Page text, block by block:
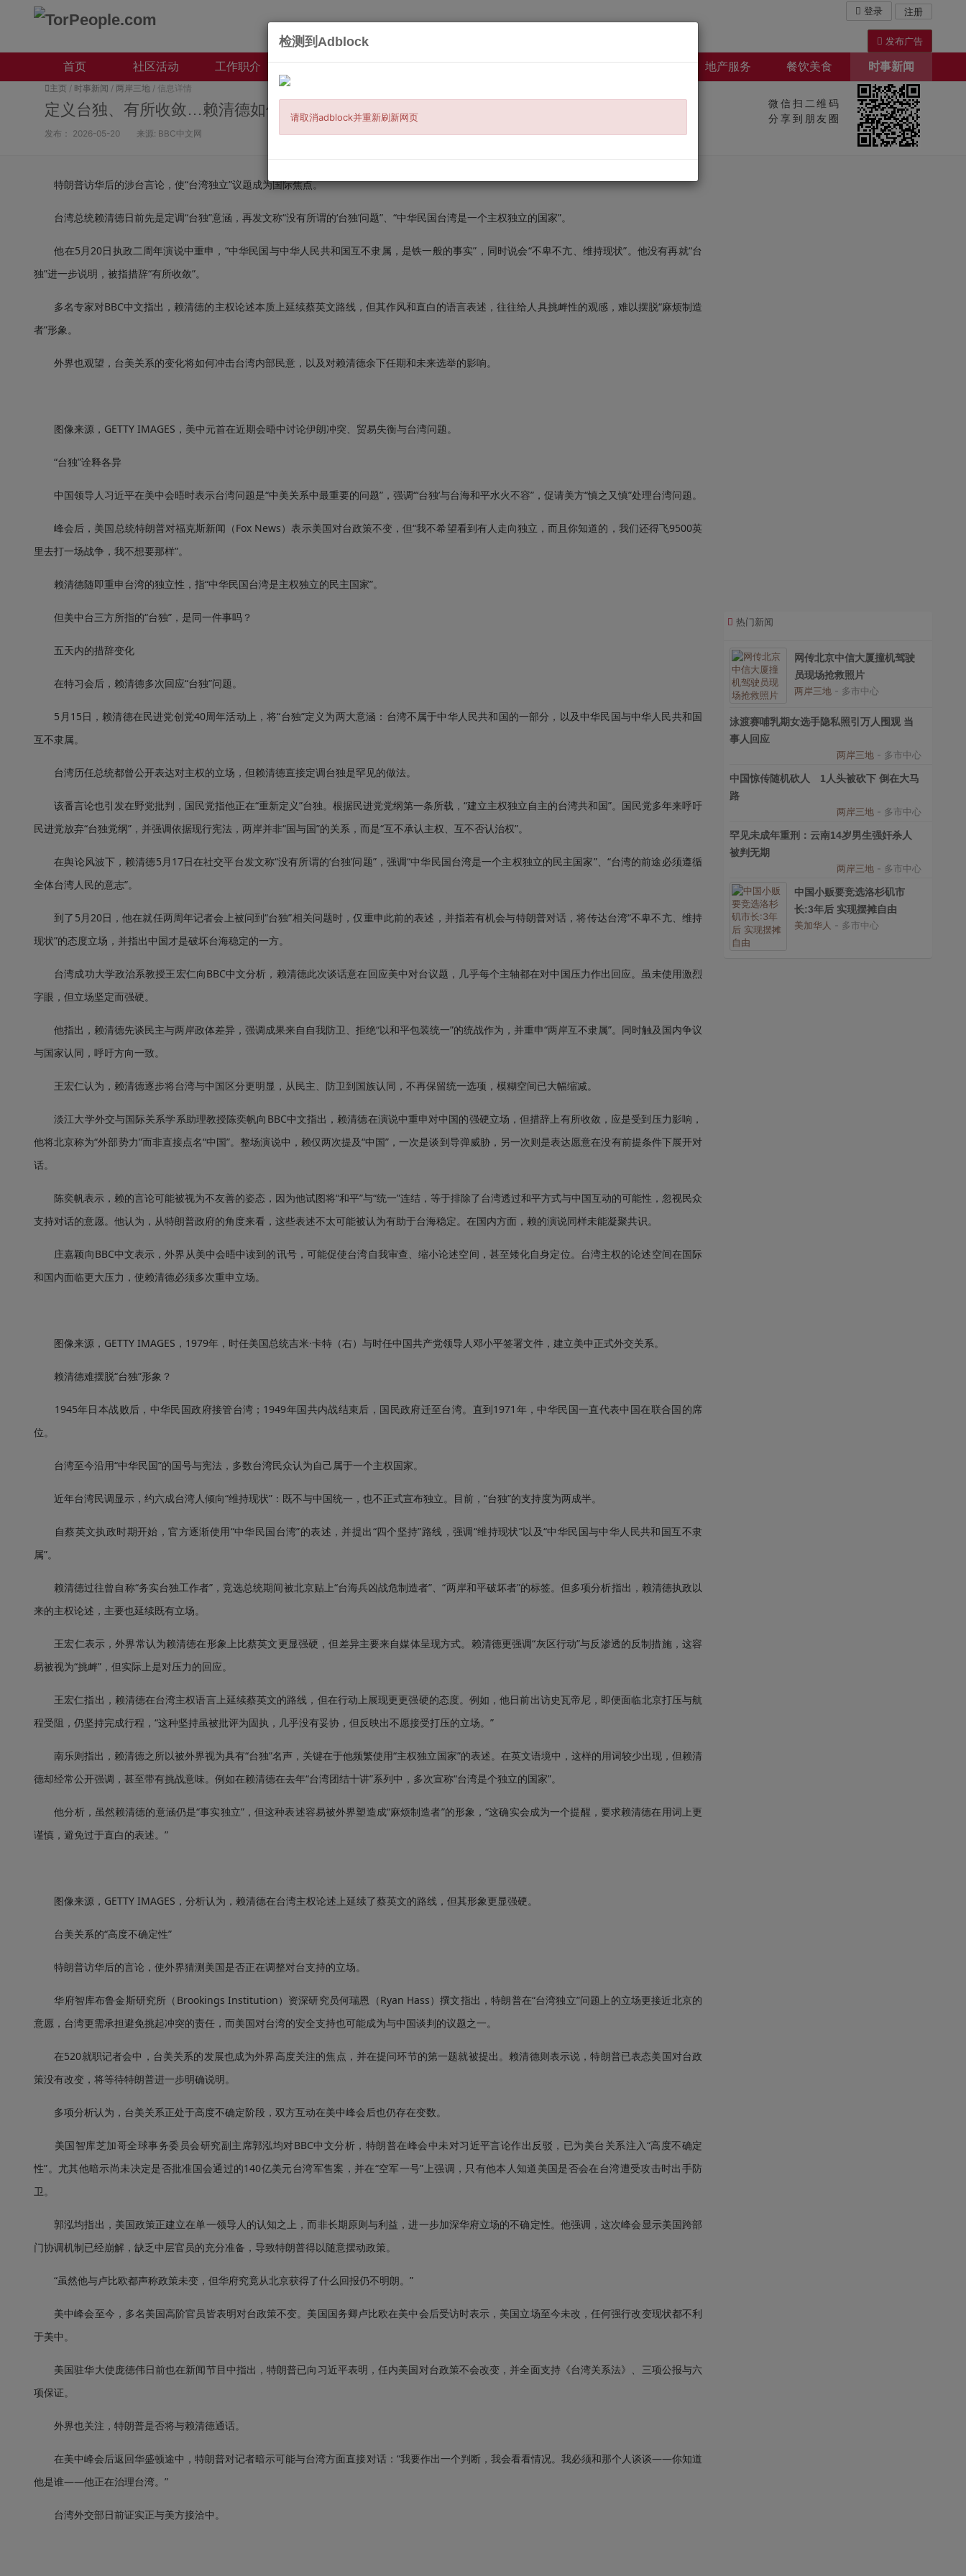
登录 注册
发布广告
首页 社区活动 工作职介 本地服务 买与卖 汽车相关 宠物与钓鱼 房屋出租 地产服务 餐饮美食 时事新闻
主页 / 时事新闻 / 两岸三地 / 信息详情
定义台独、有所收敛…赖清德如何论述台湾主权？
发布： 2026-05-20 来源: BBC中文网
微信扫二维码
分享到朋友圈
特朗普访华后的涉台言论，使“台湾独立”议题成为国际焦点。
台湾总统赖清德日前先是定调“台独”意涵，再发文称“没有所谓的‘台独’问题”、“中华民国台湾是一个主权独立的国家”。
他在5月20日执政二周年演说中重申，“中华民国与中华人民共和国互不隶属，是铁一般的事实”，同时说会“不卑不亢、维持现状”。他没有再就“台
独”进一步说明，被指措辞“有所收敛”。
多名专家对BBC中文指出，赖清德的主权论述本质上延续蔡英文路线，但其作风和直白的语言表述，往往给人具挑衅性的观感，难以摆脱“麻烦制造
者”形象。
外界也观望，台美关系的变化将如何冲击台湾内部民意，以及对赖清德余下任期和未来选举的影响。
图像来源，GETTY IMAGES，美中元首在近期会晤中讨论伊朗冲突、贸易失衡与台湾问题。
“台独”诠释各异
中国领导人习近平在美中会晤时表示台湾问题是“中美关系中最重要的问题”，强调“‘台独’与台海和平水火不容”，促请美方“慎之又慎”处理台湾问题。
峰会后，美国总统特朗普对福克斯新闻（Fox News）表示美国对台政策不变，但“我不希望看到有人走向独立，而且你知道的，我们还得飞9500英
里去打一场战争，我不想要那样”。
赖清德随即重申台湾的独立性，指“中华民国台湾是主权独立的民主国家”。
但美中台三方所指的“台独”，是同一件事吗？
五天内的措辞变化
在特习会后，赖清德多次回应“台独”问题。
5月15日，赖清德在民进党创党40周年活动上，将“台独”定义为两大意涵：台湾不属于中华人民共和国的一部分，以及中华民国与中华人民共和国
互不隶属。
台湾历任总统都曾公开表达对主权的立场，但赖清德直接定调台独是罕见的做法。
该番言论也引发在野党批判，国民党指他正在“重新定义”台独。根据民进党党纲第一条所载，“建立主权独立自主的台湾共和国”。国民党多年来呼吁
民进党放弃“台独党纲”，并强调依据现行宪法，两岸并非“国与国”的关系，而是“互不承认主权、互不否认治权”。
在舆论风波下，赖清德5月17日在社交平台发文称“没有所谓的‘台独’问题”，强调“中华民国台湾是一个主权独立的民主国家”、“台湾的前途必须遵循
全体台湾人民的意志”。
到了5月20日，他在就任两周年记者会上被问到“台独”相关问题时，仅重申此前的表述，并指若有机会与特朗普对话，将传达台湾“不卑不亢、维持
现状”的态度立场，并指出中国才是破坏台海稳定的一方。
台湾成功大学政治系教授王宏仁向BBC中文分析，赖清德此次谈话意在回应美中对台议题，几乎每个主轴都在对中国压力作出回应。虽未使用激烈
字眼，但立场坚定而强硬。
他指出，赖清德先谈民主与两岸政体差异，强调成果来自自我防卫、拒绝“以和平包装统一”的统战作为，并重申“两岸互不隶属”。同时触及国内争议
与国家认同，呼吁方向一致。
王宏仁认为，赖清德逐步将台湾与中国区分更明显，从民主、防卫到国族认同，不再保留统一选项，模糊空间已大幅缩减。
淡江大学外交与国际关系学系助理教授陈奕帆向BBC中文指出，赖清德在演说中重申对中国的强硬立场，但措辞上有所收敛，应是受到压力影响，
他将北京称为“外部势力”而非直接点名“中国”。整场演说中，赖仅两次提及“中国”，一次是谈到导弹威胁，另一次则是表达愿意在没有前提条件下展开对
话。
陈奕帆表示，赖的言论可能被视为不友善的姿态，因为他试图将“和平”与“统一”连结，等于排除了台湾透过和平方式与中国互动的可能性，忽视民众
支持对话的意愿。他认为，从特朗普政府的角度来看，这些表述不太可能被认为有助于台海稳定。在国内方面，赖的演说同样未能凝聚共识。
庄嘉颖向BBC中文表示，外界从美中会晤中读到的讯号，可能促使台湾自我审查、缩小论述空间，甚至矮化自身定位。台湾主权的论述空间在国际
和国内面临更大压力，使赖清德必须多次重申立场。
图像来源，GETTY IMAGES，1979年，时任美国总统吉米·卡特（右）与时任中国共产党领导人邓小平签署文件，建立美中正式外交关系。
赖清德难摆脱“台独”形象？
1945年日本战败后，中华民国政府接管台湾；1949年国共内战结束后，国民政府迁至台湾。直到1971年，中华民国一直代表中国在联合国的席
位。
台湾至今沿用“中华民国”的国号与宪法，多数台湾民众认为自己属于一个主权国家。
近年台湾民调显示，约六成台湾人倾向“维持现状”：既不与中国统一，也不正式宣布独立。目前，“台独”的支持度为两成半。
自蔡英文执政时期开始，官方逐渐使用“中华民国台湾”的表述，并提出“四个坚持”路线，强调“维持现状”以及“中华民国与中华人民共和国互不隶
属”。
赖清德过往曾自称“务实台独工作者”，竞选总统期间被北京贴上“台海兵凶战危制造者”、“两岸和平破坏者”的标签。但多项分析指出，赖清德执政以
来的主权论述，主要也延续既有立场。
王宏仁表示，外界常认为赖清德在形象上比蔡英文更显强硬，但差异主要来自媒体呈现方式。赖清德更强调“灰区行动”与反渗透的反制措施，这容
易被视为“挑衅”，但实际上是对压力的回应。
王宏仁指出，赖清德在台湾主权语言上延续蔡英文的路线，但在行动上展现更更强硬的态度。例如，他日前出访史瓦帝尼，即便面临北京打压与航
程受阻，仍坚持完成行程，“这种坚持虽被批评为固执，几乎没有妥协，但反映出不愿接受打压的立场。”
南乐则指出，赖清德之所以被外界视为具有“台独”名声，关键在于他频繁使用“主权独立国家”的表述。在英文语境中，这样的用词较少出现，但赖清
德却经常公开强调，甚至带有挑战意味。例如在赖清德在去年“台湾团结十讲”系列中，多次宣称“台湾是个独立的国家”。
他分析，虽然赖清德的意涵仍是“事实独立”，但这种表述容易被外界塑造成“麻烦制造者”的形象，“这确实会成为一个提醒，要求赖清德在用词上更
谨慎，避免过于直白的表述。”
图像来源，GETTY IMAGES，分析认为，赖清德在台湾主权论述上延续了蔡英文的路线，但其形象更显强硬。
台美关系的“高度不确定性”
特朗普访华后的言论，使外界猜测美国是否正在调整对台支持的立场。
华府智库布鲁金斯研究所（Brookings Institution）资深研究员何瑞恩（Ryan Hass）撰文指出，特朗普在“台湾独立”问题上的立场更接近北京的
意愿，台湾更需承担避免挑起冲突的责任，而美国对台湾的安全支持也可能成为与中国谈判的议题之一。
在520就职记者会中，台美关系的发展也成为外界高度关注的焦点，并在提问环节的第一题就被提出。赖清德则表示说，特朗普已表态美国对台政
策没有改变，将等待特朗普进一步明确说明。
多项分析认为，台美关系正处于高度不确定阶段，双方互动在美中峰会后也仍存在变数。
美国智库芝加哥全球事务委员会研究副主席郭泓均对BBC中文分析，特朗普在峰会中未对习近平言论作出反驳，已为美台关系注入“高度不确定
性”。尤其他暗示尚未决定是否批准国会通过的140亿美元台湾军售案，并在“空军一号”上强调，只有他本人知道美国是否会在台湾遭受攻击时出手防
卫。
郭泓均指出，美国政策正建立在单一领导人的认知之上，而非长期原则与利益，进一步加深华府立场的不确定性。他强调，这次峰会显示美国跨部
门协调机制已经崩解，缺乏中层官员的充分准备，导致特朗普得以随意摆动政策。
“虽然他与卢比欧都声称政策未变，但华府究竟从北京获得了什么回报仍不明朗。”
美中峰会至今，多名美国高阶官员皆表明对台政策不变。美国国务卿卢比欧在美中会后受访时表示，美国立场至今未改，任何强行改变现状都不利
于美中。
美国驻华大使庞德伟日前也在新闻节目中指出，特朗普已向习近平表明，任内美国对台政策不会改变，并全面支持《台湾关系法》、三项公报与六
项保证。
外界也关注，特朗普是否将与赖清德通话。
在美中峰会后返回华盛顿途中，特朗普对记者暗示可能与台湾方面直接对话：“我要作出一个判断，我会看看情况。我必须和那个人谈谈——你知道
他是谁——他正在治理台湾。”
台湾外交部日前证实正与美方接洽中。
热门新闻
网传北京中信大厦撞机驾驶
员现场抢救照片
两岸三地 - 多市中心
泳渡赛哺乳期女选手隐私照引万人围观 当
事人回应
两岸三地 - 多市中心
中国惊传随机砍人 1人头被砍下 倒在大马
路
两岸三地 - 多市中心
罕见未成年重刑：云南14岁男生强奸杀人
被判无期
两岸三地 - 多市中心
中国小贩要竞选洛杉矶市
长:3年后 实现摆摊自由
美加华人 - 多市中心
检测到Adblock
请取消adblock并重新刷新网页